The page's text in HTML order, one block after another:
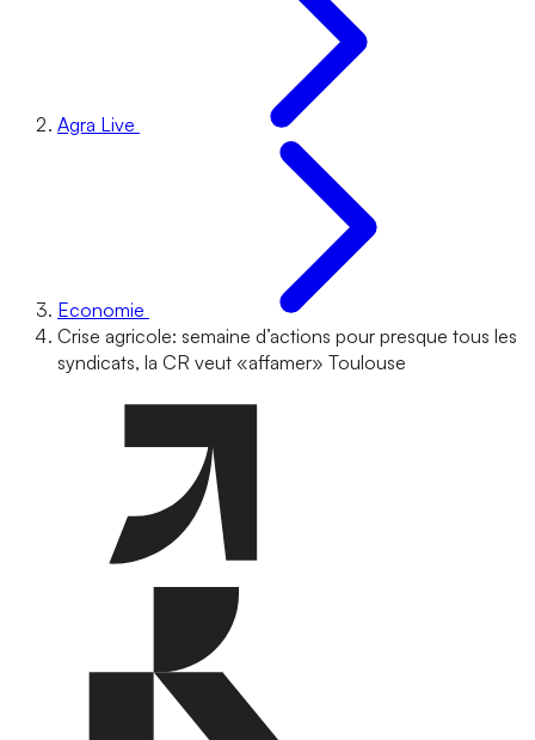
Agra Live
Economie
Crise agricole: semaine d’actions pour presque tous les
syndicats, la CR veut «affamer» Toulouse